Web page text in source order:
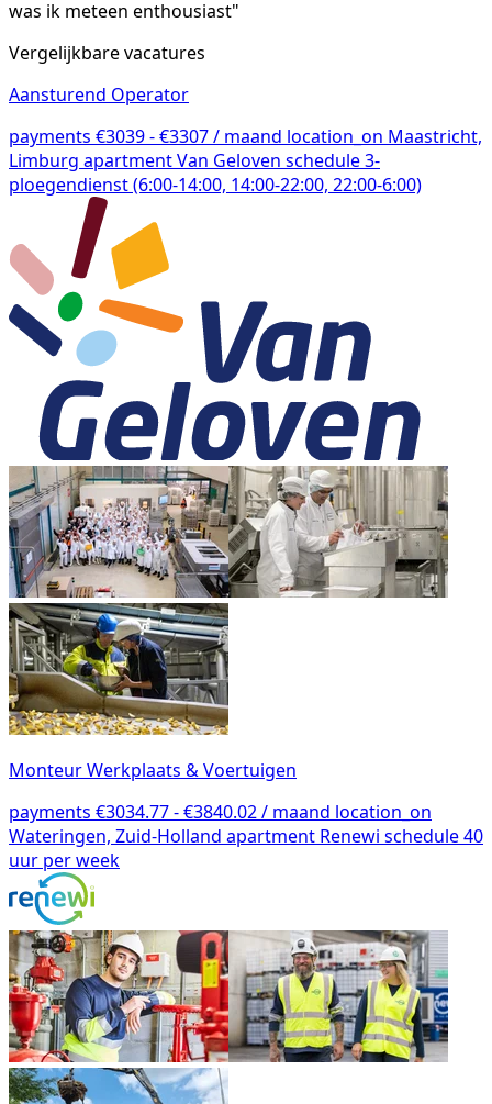
was ik meteen enthousiast"
Vergelijkbare vacatures
Aansturend Operator
payments €3039 - €3307 / maand location_on Maastricht,
Limburg apartmentVan Geloven schedule3-
ploegendienst (6:00-14:00, 14:00-22:00, 22:00-6:00)
Monteur Werkplaats & Voertuigen
payments €3034.77 - €3840.02 / maand location_on
Wateringen, Zuid-Holland apartment Renewi schedule40
uur per week